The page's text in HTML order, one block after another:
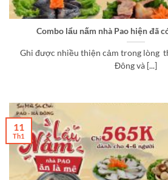
Combo lẩu nấm nhà Pao hiện đã
Ghi được nhiều thiện cảm trong lòng
Đông và [...]
11
Th1